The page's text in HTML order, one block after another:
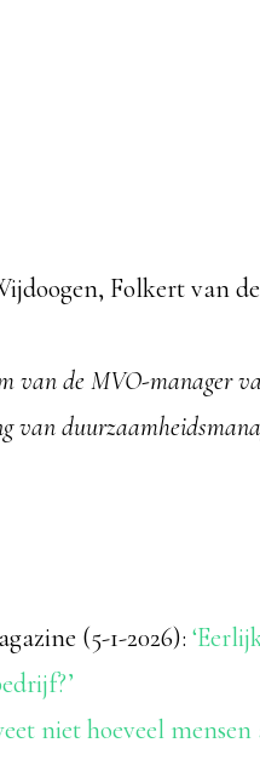
Folkert van
van de MVO-manager
van
(5-1-2026):
niet hoeveel